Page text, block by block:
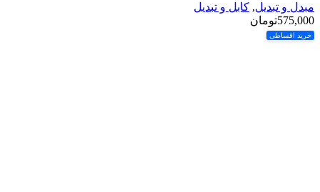
مبدل و تبدیل, کابل و تبدیل
575,000تومان
خرید اقساطی